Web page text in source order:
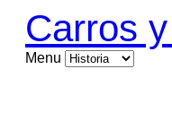
Carros
Menu